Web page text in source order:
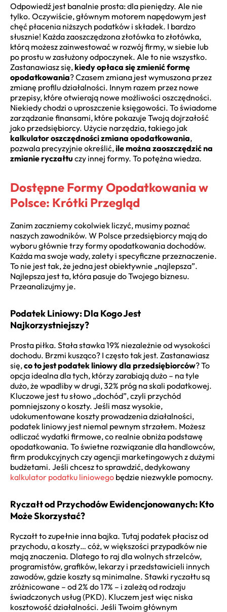
Odpowiedź jest banalnie prosta: dla pieniędzy. Ale nie
tylko. Oczywiście, głównym motorem napędowym jest
chęć płacenia niższych podatków i składek. I bardzo
słusznie! Każda zaoszczędzona złotówka to złotówka,
którą możesz zainwestować w rozwój firmy, w siebie lub
po prostu w zasłużony odpoczynek. Ale to nie wszystko.
Zastanawiasz się,kiedy opłaca się zmienić formę
opodatkowania? Czasem zmiana jest wymuszona przez
zmianę profilu działalności. Innym razem przez nowe
przepisy, które otwierają nowe możliwości oszczędności.
Niekiedy chodzi o uproszczenie księgowości. To świadome
zarządzanie finansami, które pokazuje Twoją dojrzałość
jako przedsiębiorcy. Użycie narzędzia, takiego jak
kalkulator oszczędności zmiana opodatkowania,
pozwala precyzyjnie określić,ile można zaoszczędzić na
zmianie ryczałtu czy innej formy. To potężna wiedza.
Dostępne Formy Opodatkowania w
Polsce: Krótki Przegląd
Zanim zaczniemy cokolwiek liczyć, musimy poznać
naszych zawodników. W Polsce przedsiębiorcy mają do
wyboru głównie trzy formy opodatkowania dochodów.
Każda ma swoje wady, zalety i specyficzne przeznaczenie.
To nie jest tak, że jedna jest obiektywnie „najlepsza”.
Najlepsza jest ta, która pasuje do Twojego biznesu.
Przeanalizujmy je.
Podatek Liniowy: Dla Kogo Jest
Najkorzystniejszy?
Prosta piłka. Stała stawka 19% niezależnie od wysokości
dochodu. Brzmi kusząco? I często tak jest. Zastanawiasz
się,co to jest podatek liniowy dla przedsiębiorców? To
opcja idealna dla tych, którzy zarabiają dużo – na tyle
dużo, że wpadliby w drugi, 32% próg na skali podatkowej.
Kluczowe jest tu słowo „dochód”, czyli przychód
pomniejszony o koszty. Jeśli masz wysokie,
udokumentowane koszty prowadzenia działalności,
podatek liniowy jest niemal pewnym strzałem. Możesz
odliczać wydatki firmowe, co realnie obniża podstawę
opodatkowania. To świetne rozwiązanie dla handlowców,
firm produkcyjnych czy agencji marketingowych z dużymi
budżetami. Jeśli chcesz to sprawdzić, dedykowany
kalkulator podatku liniowego będzie niezwykle pomocny.
Ryczałt od Przychodów Ewidencjonowanych: Kto
Może Skorzystać?
Ryczałt to zupełnie inna bajka. Tutaj podatek płacisz od
przychodu, a koszty… cóż, w większości przypadków nie
mają znaczenia. Dlatego to raj dla wolnych strzelców,
programistów, grafików, lekarzy i przedstawicieli innych
zawodów, gdzie koszty są minimalne. Stawki ryczałtu są
zróżnicowane – od 2% do 17% – i zależą od rodzaju
świadczonych usług (PKD). Kluczem jest więc niska
kosztowość działalności. Jeśli Twoim głównym